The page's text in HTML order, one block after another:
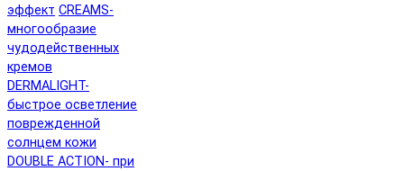
эффект CREAMS-
многообразие
чудодейственных
кремов
DERMALIGHT-
быстрое осветление
поврежденной
солнцем кожи
DOUBLE ACTION- при